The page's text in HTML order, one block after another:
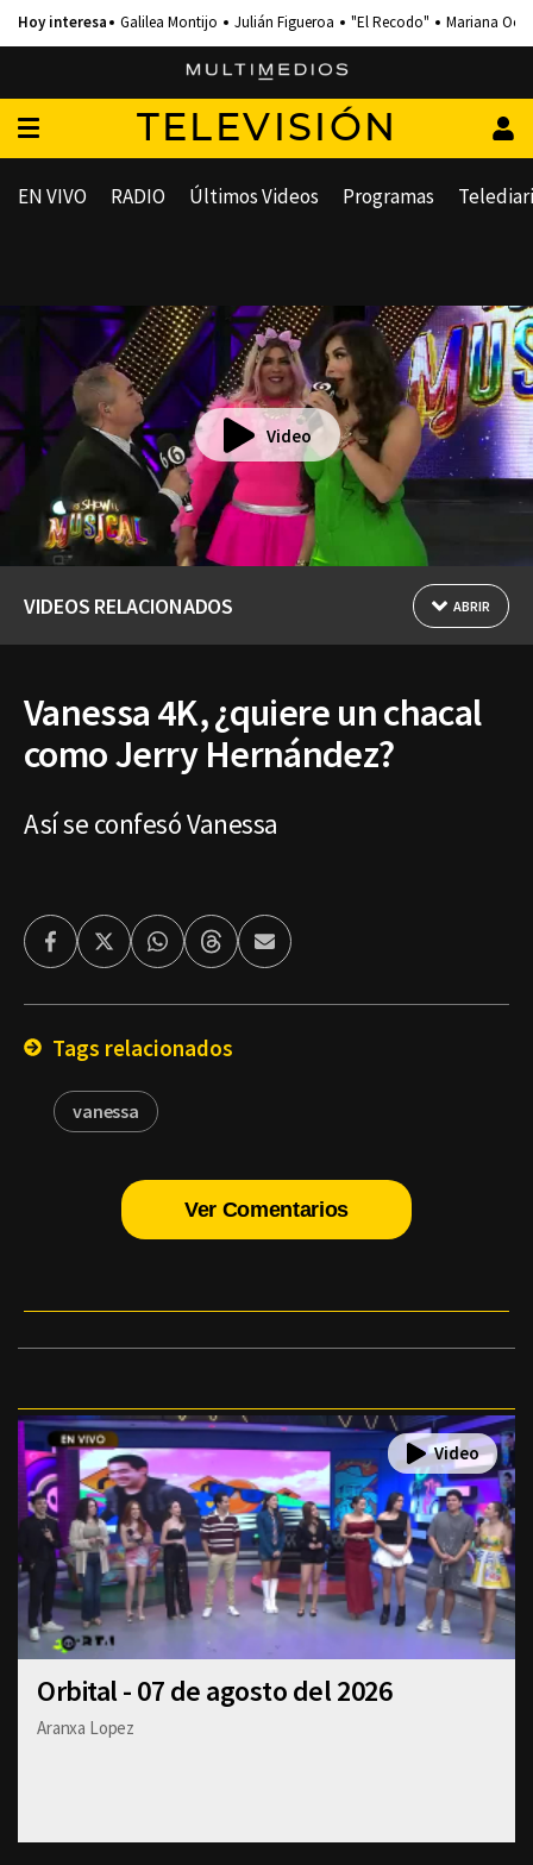
Galilea Montijo Julián Figueroa "El Recodo" Mariana
TELEVISIÓN
EN VIVO RADIO Últimos Videos Programas
Video
VIDEOS RELACIONADOS ABRIR
Vanessa 4K, ¿quiere un chacal
como Jerry Hernández?
Así se confesó Vanessa
FacebookTwitterWhatsappThreadsEnviar
por
Tags relacionados
vanessa
Ver Comentarios
Orbital - 07 de agosto del 2026
Aranxa Lopez